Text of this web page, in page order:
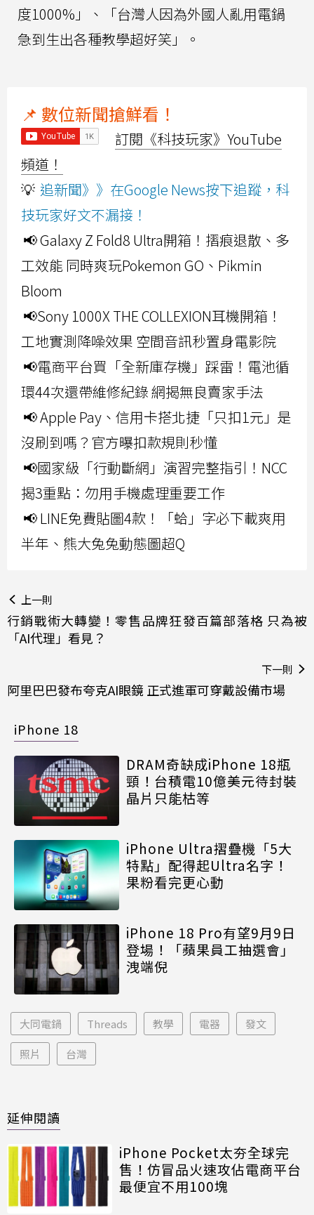
度1000%」、「台灣人因為外國人亂用電鍋
急到生出各種教學超好笑」。
📌 數位新聞搶鮮看！
訂閱《科技玩家》YouTube
頻道！
💡 追新聞》》在Google News按下追蹤，科
技玩家好文不漏接！
📢 Galaxy Z Fold8 Ultra開箱！摺痕退散、多
工效能 同時爽玩Pokemon GO、Pikmin
Bloom
📢Sony 1000X THE COLLEXION耳機開箱！
工地實測降噪效果 空間音訊秒置身電影院
📢電商平台買「全新庫存機」踩雷！電池循
環44次還帶維修紀錄 網揭無良賣家手法
📢 Apple Pay、信用卡搭北捷「只扣1元」是
沒刷到嗎？官方曝扣款規則秒懂
📢國家級「行動斷網」演習完整指引！NCC
揭3重點：勿用手機處理重要工作
📢 LINE免費貼圖4款！「蛤」字必下載爽用
半年、熊大兔兔動態圖超Q
上一則
行銷戰術大轉變！零售品牌狂發百篇部落格 只為被
「AI代理」看見？
下一則
阿里巴巴發布夸克AI眼鏡 正式進軍可穿戴設備市場
iPhone 18
DRAM奇缺成iPhone 18瓶
頸！台積電10億美元待封裝
晶片只能枯等
iPhone Ultra摺疊機「5大
特點」配得起Ultra名字！
果粉看完更心動
iPhone 18 Pro有望9月9日
登場！「蘋果員工抽選會」
洩端倪
大同電鍋 Threads 教學 電器 發文
照片 台灣
延伸閱讀
iPhone Pocket太夯全球完
售！仿冒品火速攻佔電商平台
最便宜不用100塊